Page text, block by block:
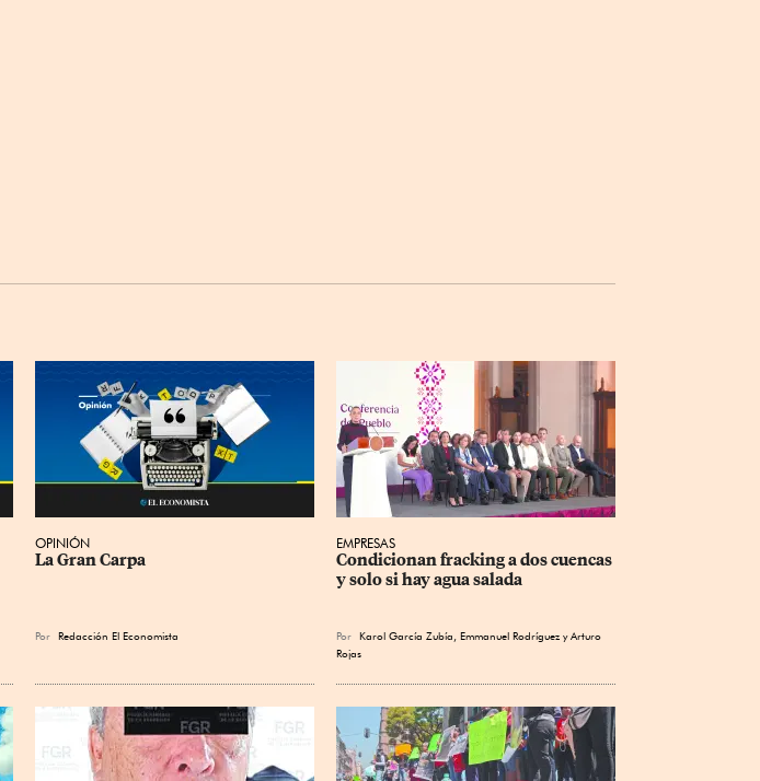
OPINIÓN
La Gran Carpa
Por Redacción El Economista
EMPRESAS
Condicionan fracking a dos cuencas
y solo si hay agua salada
Por Karol García Zubía Emmanuel Rodríguez yArturo
Rojas